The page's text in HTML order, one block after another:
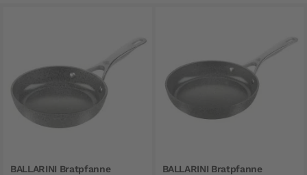
BALLARINI Bratpfanne
BALLARINI Bratpfanne